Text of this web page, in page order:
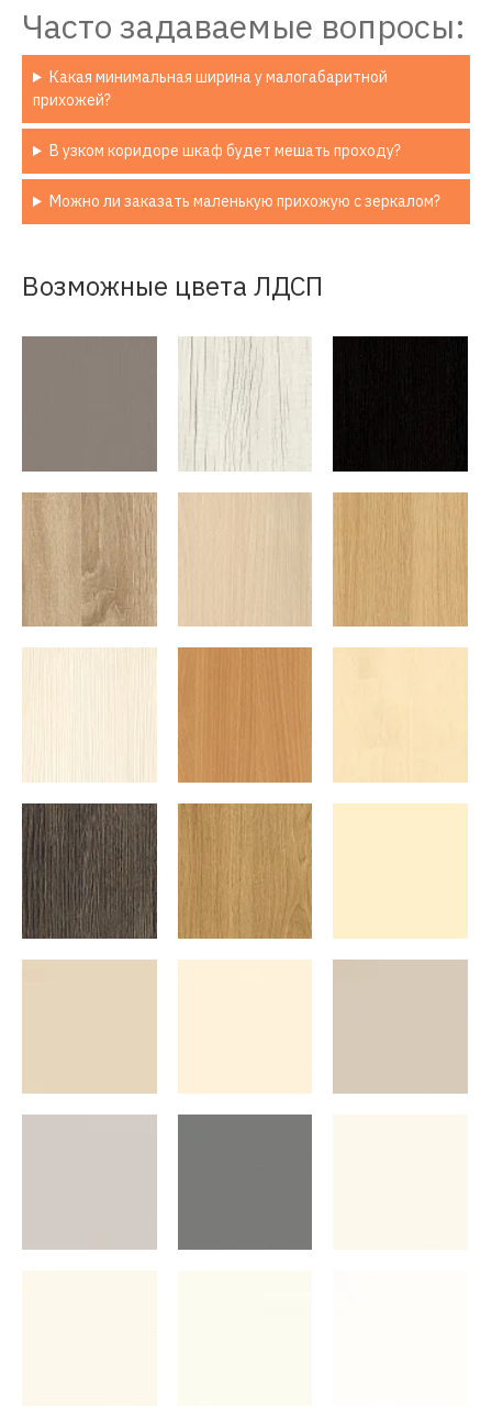
Часто задаваемые вопросы:
Какая минимальная ширина у малогабаритной
прихожей?
В узком коридоре шкаф будет мешать проходу?
Можно ли заказать маленькую прихожую с зеркалом?
Возможные цвета ЛДСП